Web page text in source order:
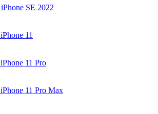
iPhone SE 2022
iPhone 11
iPhone 11 Pro
iPhone 11 Pro Max